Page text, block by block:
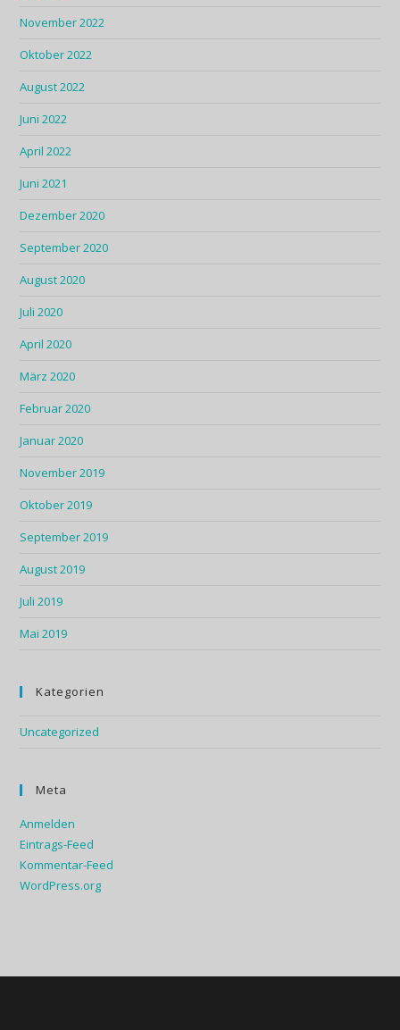
November 2022
Oktober 2022
August 2022
Juni 2022
April 2022
Juni 2021
Dezember 2020
September 2020
August 2020
Juli 2020
April 2020
März 2020
Februar 2020
Januar 2020
November 2019
Oktober 2019
September 2019
August 2019
Juli 2019
Mai 2019
Kategorien
Uncategorized
Meta
Anmelden
Eintrags-Feed
Kommentar-Feed
WordPress.org